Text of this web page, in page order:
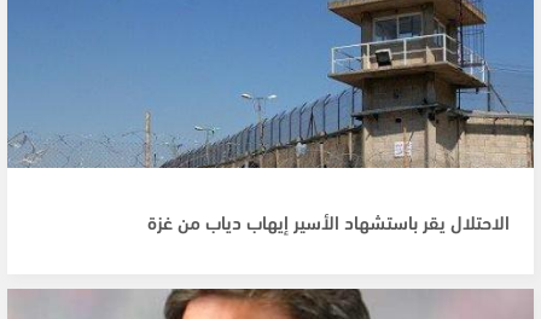
الاحتلال يقر باستشهاد الأسير إيهاب دياب من غزة